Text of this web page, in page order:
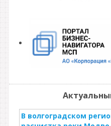
В волгоградском